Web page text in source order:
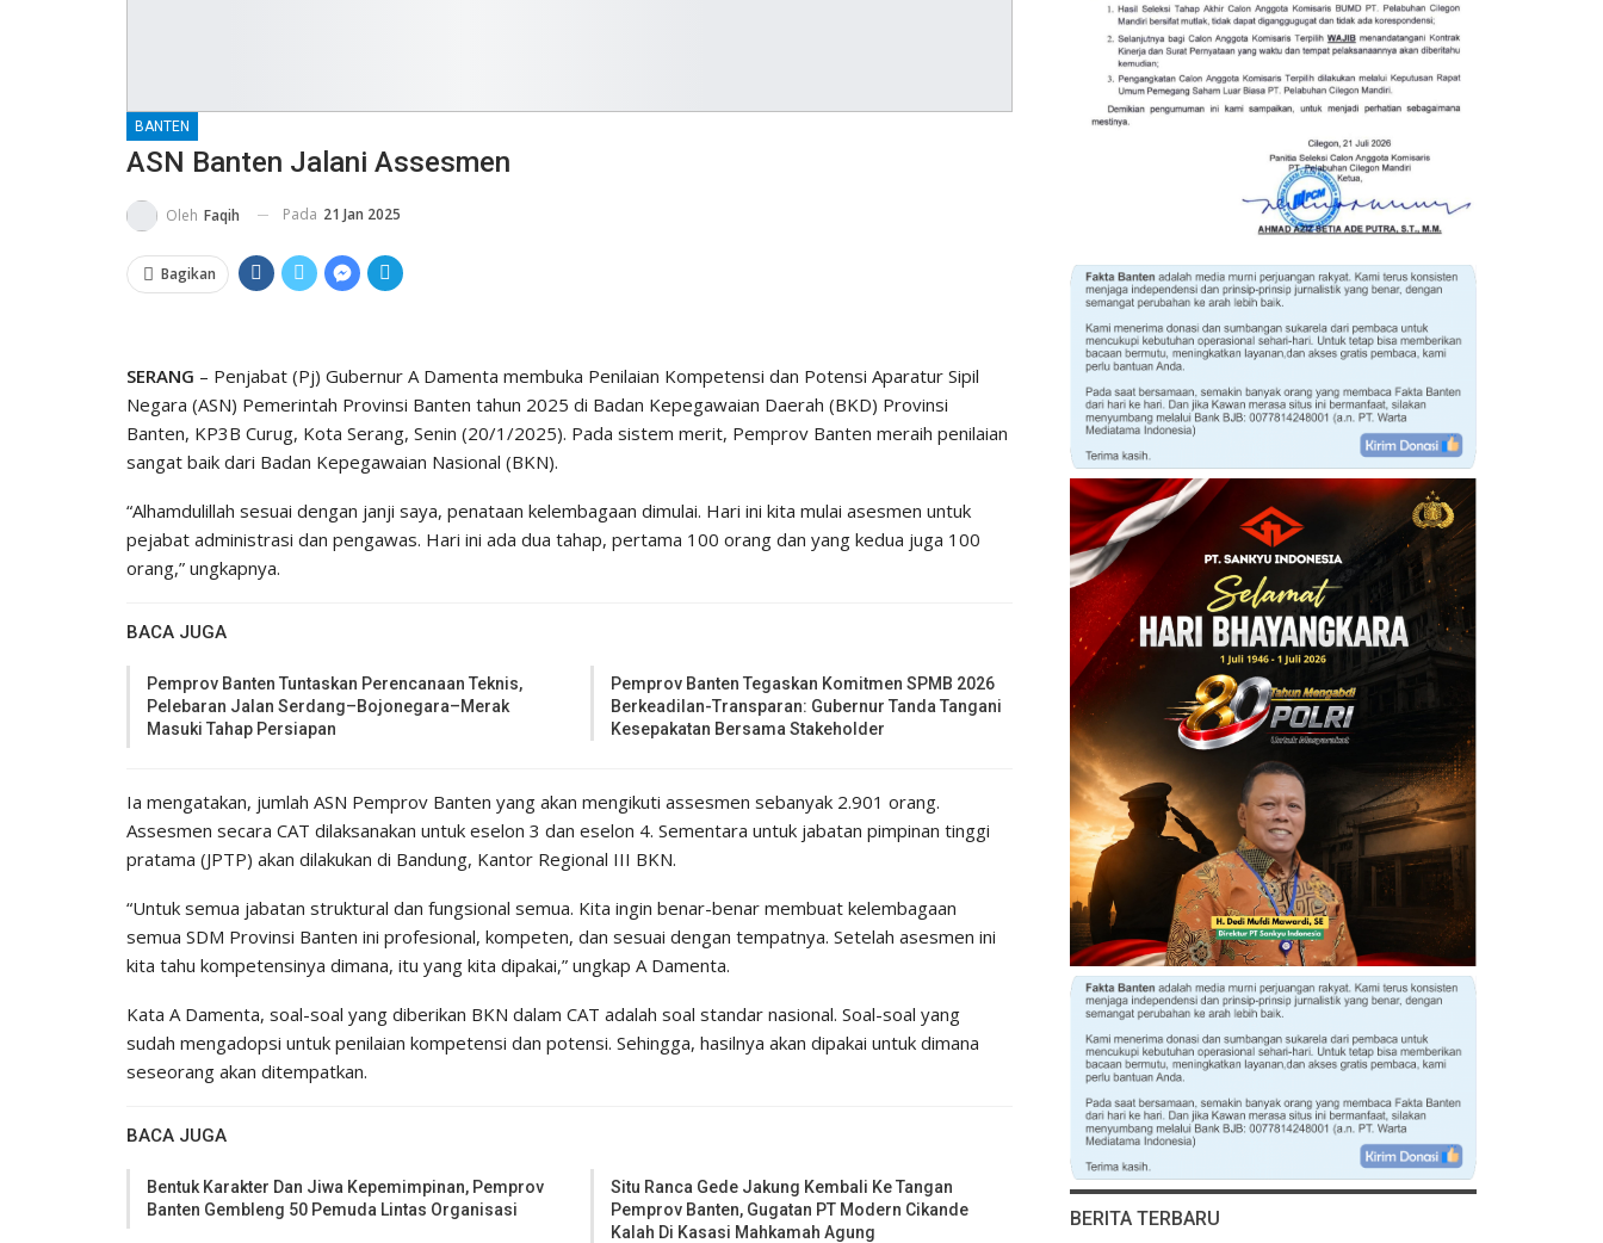
BANTEN
ASN Banten Jalani Assesmen
Oleh Faqih Pada 21 Jan 2025
Bagikan
SERANG – Penjabat (Pj) Gubernur A Damenta membuka Penilaian Kompetensi dan Potensi Aparatur Sipil
Negara (ASN) Pemerintah Provinsi Banten tahun 2025 di Badan Kepegawaian Daerah (BKD) Provinsi
Banten, KP3B Curug, Kota Serang, Senin (20/1/2025). Pada sistem merit, Pemprov Banten meraih penilaian
sangat baik dari Badan Kepegawaian Nasional (BKN).
“Alhamdulillah sesuai dengan janji saya, penataan kelembagaan dimulai. Hari ini kita mulai asesmen untuk
pejabat administrasi dan pengawas. Hari ini ada dua tahap, pertama 100 orang dan yang kedua juga 100
orang,” ungkapnya.
BACA JUGA
Pemprov Banten Tuntaskan Perencanaan Teknis,
Pelebaran Jalan Serdang–Bojonegara–Merak
Masuki Tahap Persiapan
Pemprov Banten Tegaskan Komitmen SPMB 2026
Berkeadilan-Transparan: Gubernur Tanda Tangani
Kesepakatan Bersama Stakeholder
Ia mengatakan, jumlah ASN Pemprov Banten yang akan mengikuti assesmen sebanyak 2.901 orang.
Assesmen secara CAT dilaksanakan untuk eselon 3 dan eselon 4. Sementara untuk jabatan pimpinan tinggi
pratama (JPTP) akan dilakukan di Bandung, Kantor Regional III BKN.
“Untuk semua jabatan struktural dan fungsional semua. Kita ingin benar-benar membuat kelembagaan
semua SDM Provinsi Banten ini profesional, kompeten, dan sesuai dengan tempatnya. Setelah asesmen ini
kita tahu kompetensinya dimana, itu yang kita dipakai,” ungkap A Damenta.
Kata A Damenta, soal-soal yang diberikan BKN dalam CAT adalah soal standar nasional. Soal-soal yang
sudah mengadopsi untuk penilaian kompetensi dan potensi. Sehingga, hasilnya akan dipakai untuk dimana
seseorang akan ditempatkan.
BACA JUGA
Bentuk Karakter Dan Jiwa Kepemimpinan, Pemprov
Banten Gembleng 50 Pemuda Lintas Organisasi
Situ Ranca Gede Jakung Kembali Ke Tangan
Pemprov Banten, Gugatan PT Modern Cikande
Kalah Di Kasasi Mahkamah Agung
BERITA TERBARU